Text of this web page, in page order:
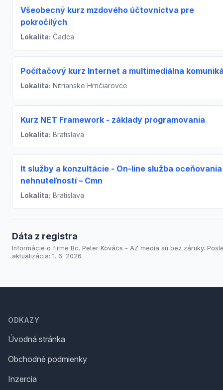
Všeobecný kurz mzdového účtovníctva pre
pokročilých
Lokalita: Čadca
Počítačový kurz Internet a multimediálna
Lokalita: Nitrianske Hrnčiarovce
Kurz NET Framework - základy programovania
Lokalita: Bratislava
It služby a konzultácie - On-line služba oceňovania
nehnuteľností – Cmn
Lokalita: Bratislava
Dáta z registra
Informácie o firme Bc. Peter Kovács - AZ media sú bez záruky.
aktualizácia: 1. 6. 2026
ODKAZY
Úvodná stránka
Obchodné podmienky
Inzercia